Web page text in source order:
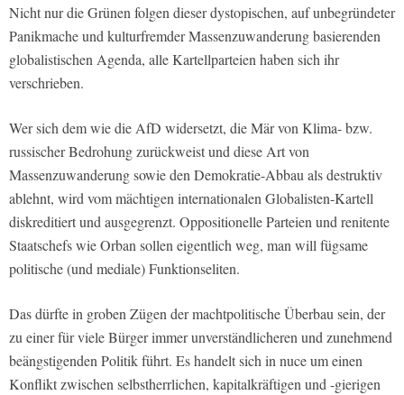
Nicht nur die Grünen folgen dieser dystopischen, auf unbegründeter
Panikmache und kulturfremder Massenzuwanderung basierenden
globalistischen Agenda, alle Kartellparteien haben sich ihr
verschrieben.
Wer sich dem wie die AfD widersetzt, die Mär von Klima- bzw.
russischer Bedrohung zurückweist und diese Art von
Massenzuwanderung sowie den Demokratie-Abbau als destruktiv
ablehnt, wird vom mächtigen internationalen Globalisten-Kartell
diskreditiert und ausgegrenzt. Oppositionelle Parteien und renitente
Staatschefs wie Orban sollen eigentlich weg, man will fügsame
politische (und mediale) Funktionseliten.
Das dürfte in groben Zügen der machtpolitische Überbau sein, der
zu einer für viele Bürger immer unverständlicheren und zunehmend
beängstigenden Politik führt. Es handelt sich in nuce um einen
Konflikt zwischen selbstherrlichen, kapitalkräftigen und -gierigen